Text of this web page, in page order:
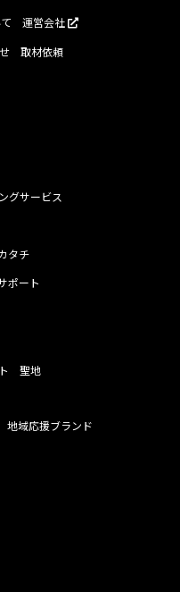
運営会社
取材依頼
グサービス
タチ
ポート
聖地
地域応援ブランド